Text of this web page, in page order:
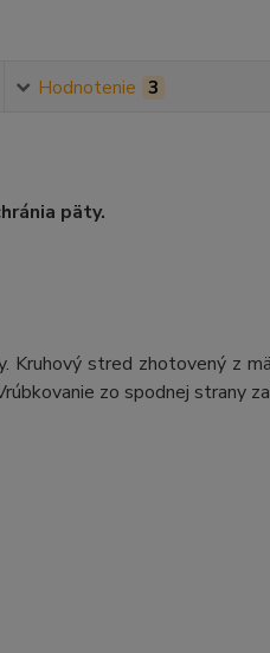
Hodnotenie 3
päty.
Kruhový stred zhotovený z
zo spodnej strany